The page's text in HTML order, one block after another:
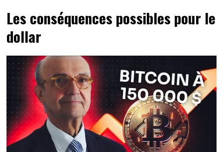
Les conséquences possibles pour le
dollar